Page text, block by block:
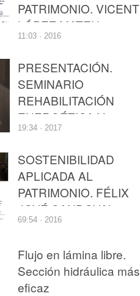
PATRIMONIO.
LÓPEZ MATEU
11:03 · 2016
PRESENTACIÓN.
SEMINARIO
REHABILITACIÓN
ENERGÉTICA Y
SOSTENIBILIDAD
PATRIMONIO.
LÓPEZ MATEU
19:34 · 2017
SOSTENIBILIDAD
APLICADA AL
PATRIMONIO. FÉLIX
JOVÉ SANDOVAL
69:54 · 2016
Flujo en lámina libre.
Sección hidráulica más
eficaz